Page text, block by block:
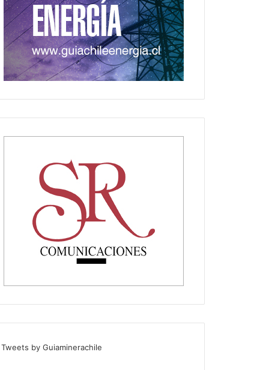
Tweets by Guiaminerachile